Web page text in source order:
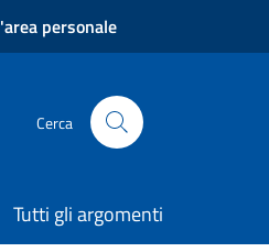
personale
Cerca
Tutti gli argomenti